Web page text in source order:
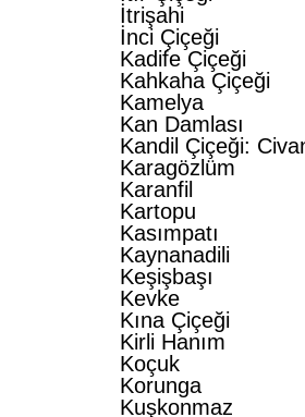
İtrişahi
İnci Çiçeği
Kadife Çiçeği
Kahkaha Çiçeği
Kamelya
Kan Damlası
Kandil Çiçeği:
Karagözlüm
Karanfil
Kartopu
Kasımpatı
Kaynanadili
Keşişbaşı
Kevke
Kına Çiçeği
Kirli Hanım
Koçuk
Korunga
Kuşkonmaz